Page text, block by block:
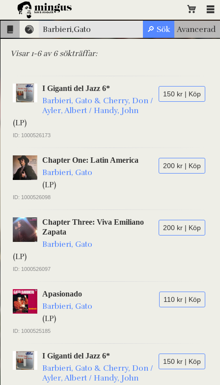
Visar 1-6 av 6 sökträffar:
150 kr | Köp
I Giganti del Jazz 6*
Barbieri, Gato & Cherry, Don /
Ayler, Albert / Handy, John
(LP)
ID: 1000526173
200 kr | Köp
Chapter One: Latin America
Barbieri, Gato
(LP)
ID: 1000526098
200 kr | Köp
Chapter Three: Viva Emiliano
Zapata
Barbieri, Gato
(LP)
ID: 1000526097
110 kr | Köp
Apasionado
Barbieri, Gato
(LP)
ID: 1000525185
150 kr | Köp
I Giganti del Jazz 6*
Barbieri, Gato & Cherry, Don /
Ayler, Albert / Handy, John